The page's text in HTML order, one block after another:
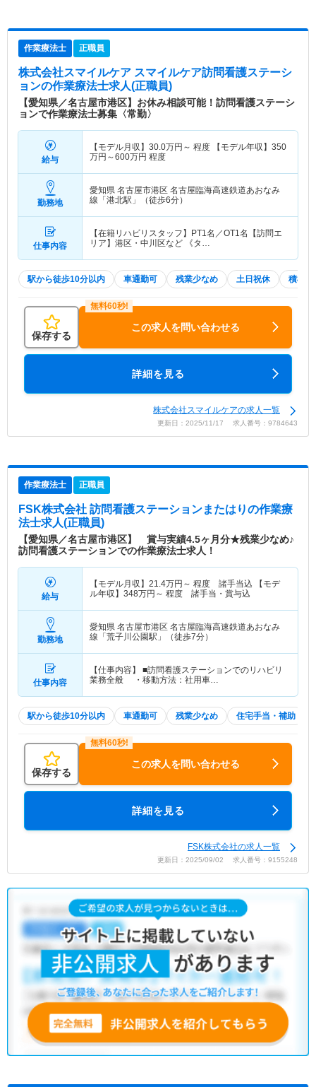
作業療法士 正職員
株式会社スマイルケア スマイルケア訪問看護ステーシ
ョンの作業療法士求人(正職員)
【愛知県／名古屋市港区】お休み相談可能！訪問看護ステーシ
ョンで作業療法士募集〈常勤〉
給与
【モデル月収】 30.0万円～ 程度 【モデル年収】 350
万円～600万円 程度
勤務地
愛知県 名古屋市港区 名古屋臨海高速鉄道あおなみ
線「港北駅」（徒歩6分）
仕事内容
【在籍リハビリスタッフ】PT1名／OT1名【訪問エ
リア】港区・中川区など 《タ…
駅から徒歩10分以内 車通勤可 残業少なめ 土日祝休 積極採
保存する
この求人を問い合わせる
詳細を見る
株式会社スマイルケアの求人一覧
更新日：2025/11/17 求人番号：9784643
作業療法士 正職員
FSK株式会社 訪問看護ステーションまたはりの作業療
法士求人(正職員)
【愛知県／名古屋市港区】 賞与実績4.5ヶ月分★残業少なめ♪
訪問看護ステーションでの作業療法士求人！
給与
【モデル月収】 21.4万円～ 程度 諸手当込 【モデ
ル年収】 348万円～ 程度 諸手当・賞与込
勤務地
愛知県 名古屋市港区 名古屋臨海高速鉄道あおなみ
線「荒子川公園駅」（徒歩7分）
仕事内容
【仕事内容】 ■訪問看護ステーションでのリハビリ
業務全般 ・移動方法：社用車…
駅から徒歩10分以内 車通勤可 残業少なめ 住宅手当・補助
保存する
この求人を問い合わせる
詳細を見る
FSK株式会社の求人一覧
更新日：2025/09/02 求人番号：9155248